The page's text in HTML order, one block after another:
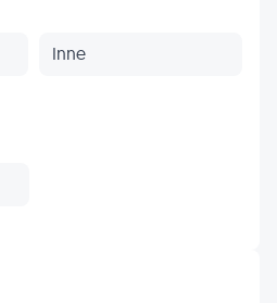
Inne